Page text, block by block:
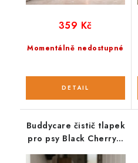
Momentálně nedostupné
359 Kč
Buddycare čistič tlapek
pro psy Black Cherry s